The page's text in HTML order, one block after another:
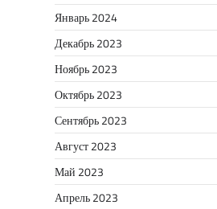
Январь 2024
Декабрь 2023
Ноябрь 2023
Октябрь 2023
Сентябрь 2023
Август 2023
Май 2023
Апрель 2023